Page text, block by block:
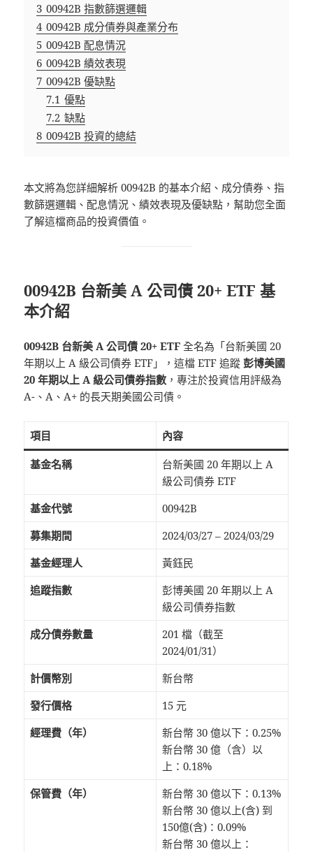
3 00942B 指數篩選邏輯
4 00942B 成分債券與產業分布
5 00942B 配息情況
6 00942B 績效表現
7 00942B 優缺點
7.1 優點
7.2 缺點
8 00942B 投資的總結
本文將為您詳細解析 00942B 的基本介紹、成分債券、指
數篩選邏輯、配息情況、績效表現及優缺點，幫助您全面
了解這檔商品的投資價值。
00942B 台新美 A 公司債 20+ ETF 基
本介紹
00942B 台新美 A 公司債 20+ ETF 全名為「台新美國 20
年期以上 A 級公司債券 ETF」，這檔 ETF 追蹤彭博美國
20 年期以上 A 級公司債券指數 ，專注於投資信用評級為
A-、A、A+ 的長天期美國公司債。
項目 內容
基金名稱
台新美國 20 年期以上 A
級公司債券 ETF
基金代號
00942B
募集期間
2024/03/27 – 2024/03/29
基金經理人
黃鈺民
追蹤指數
彭博美國 20 年期以上 A
級公司債券指數
成分債券數量
201 檔（截至
2024/01/31）
計價幣別
新台幣
發行價格
15 元
經理費（年）
新台幣 30 億以下：0.25%
新台幣 30 億（含）以
上：0.18%
保管費（年）
新台幣 30 億以下：0.13%
新台幣 30 億以上(含) 到
150億(含)：0.09%
新台幣 30 億以上：